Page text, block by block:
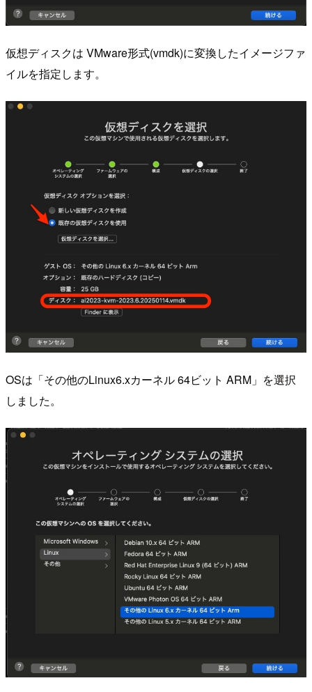
仮想ディスクは VMware形式(vmdk)に変換したイメージファ
イルを指定します。
OSは「その他のLinux6.xカーネル 64ビット ARM」を選択
しました。